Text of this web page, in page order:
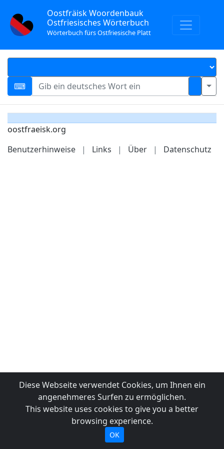
Oostfräisk Woordenbauk
Ostfriesisches Wörterbuch
Wörterbuch fürs Ostfriesische Platt
oostfraeisk.org
Benutzerhinweise
| Links | Über | Datenschutz
Diese Webseite verwendet Cookies, um Ihnen ein
angenehmeres Surfen zu ermöglichen.
This website uses cookies to give you a better
browsing experience.
OK